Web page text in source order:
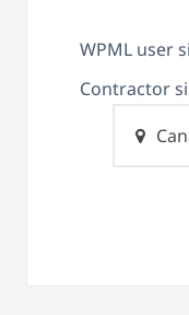
WPML user
Contractor